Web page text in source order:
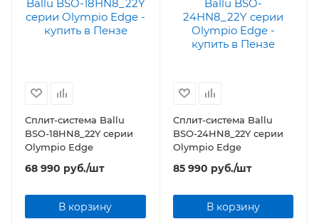
Сплит-система Ballu
BSO-18HN8_22Y серии
Olympio Edge
68 990 руб./шт
В корзину
Сплит-система Ballu
BSO-24HN8_22Y серии
Olympio Edge
85 990 руб./шт
В корзину